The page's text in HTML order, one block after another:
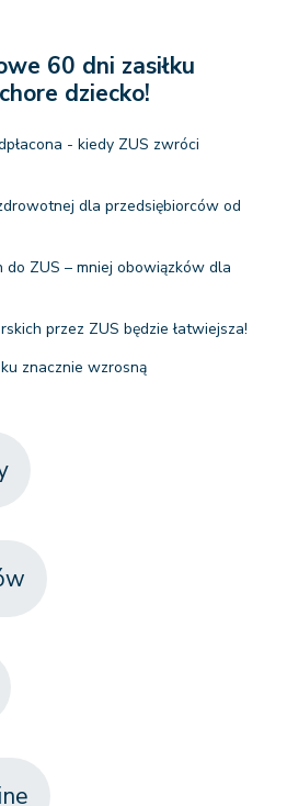
60 dni zasiłku
dziecko!
- kiedy ZUS zwróci
dla przedsiębiorców od
do ZUS – mniej obowiązków dla
przez ZUS będzie łatwiejsza!
znacznie wzrosną